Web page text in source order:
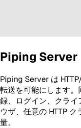
Piping Server
Piping Server は
転送を可能にします
録、ログイン、クラ
ウザ、任意の HTTP
量。